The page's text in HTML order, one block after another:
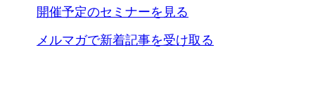
開催予定のセミナーを見る
メルマガで新着記事を受け取る